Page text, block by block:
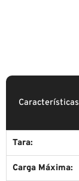
Características
Tara:
Carga Máxima: